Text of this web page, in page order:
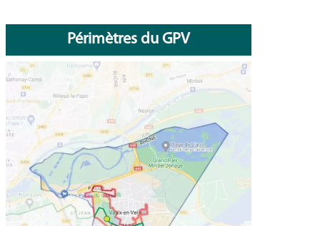
Périmètres du GPV